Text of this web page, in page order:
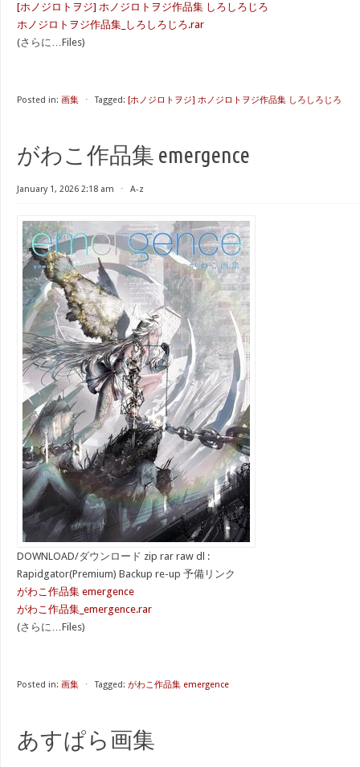
[ホノジロトヲジ] ホノジロトヲジ作品集 しろしろじろ
ホノジロトヲジ作品集_しろしろじろ.rar
(さらに…Files)
Posted in: 画集 ⋅ Tagged: [ホノジロトヲジ] ホノジロトヲジ作品集 しろしろじろ
がわこ作品集 emergence
January 1, 2026 2:18 am ⋅ A-z
DOWNLOAD/ダウンロード zip rar raw dl :
Rapidgator(Premium) Backup re-up 予備リンク
がわこ作品集 emergence
がわこ作品集_emergence.rar
(さらに…Files)
Posted in: 画集 ⋅ Tagged: がわこ作品集 emergence
あすぱら画集